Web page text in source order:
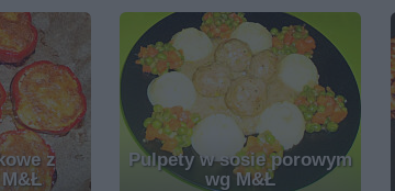
z
Pulpety w sosie porowym
wg M&Ł